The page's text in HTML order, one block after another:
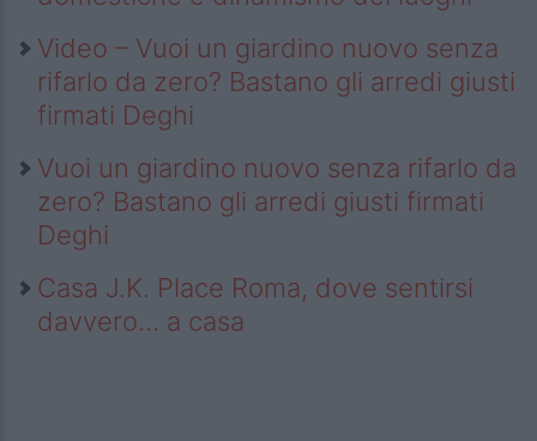
Video – Vuoi un giardino nuovo senza
rifarlo da zero? Bastano gli arredi giusti
firmati Deghi
Vuoi un giardino nuovo senza rifarlo da
zero? Bastano gli arredi giusti firmati
Deghi
Casa J.K. Place Roma, dove sentirsi
davvero… a casa